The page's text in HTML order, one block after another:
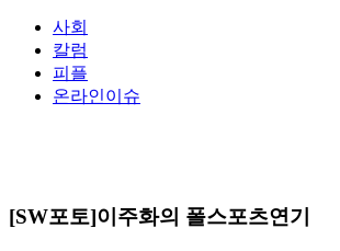
사회
칼럼
피플
온라인이슈
[SW포토]이주화의 폴스포츠연기